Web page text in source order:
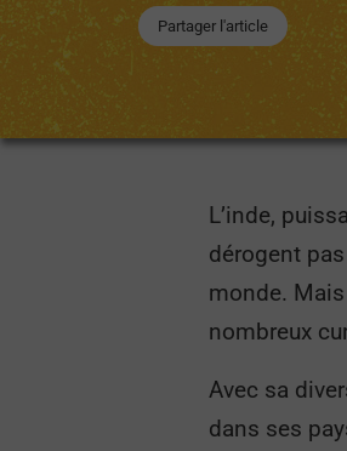
Partager l'article
L’inde,
dérogent
monde.
nombreux
Avec sa
dans ses